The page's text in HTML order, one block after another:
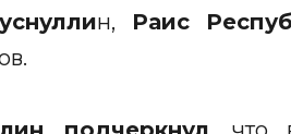
н, Раис